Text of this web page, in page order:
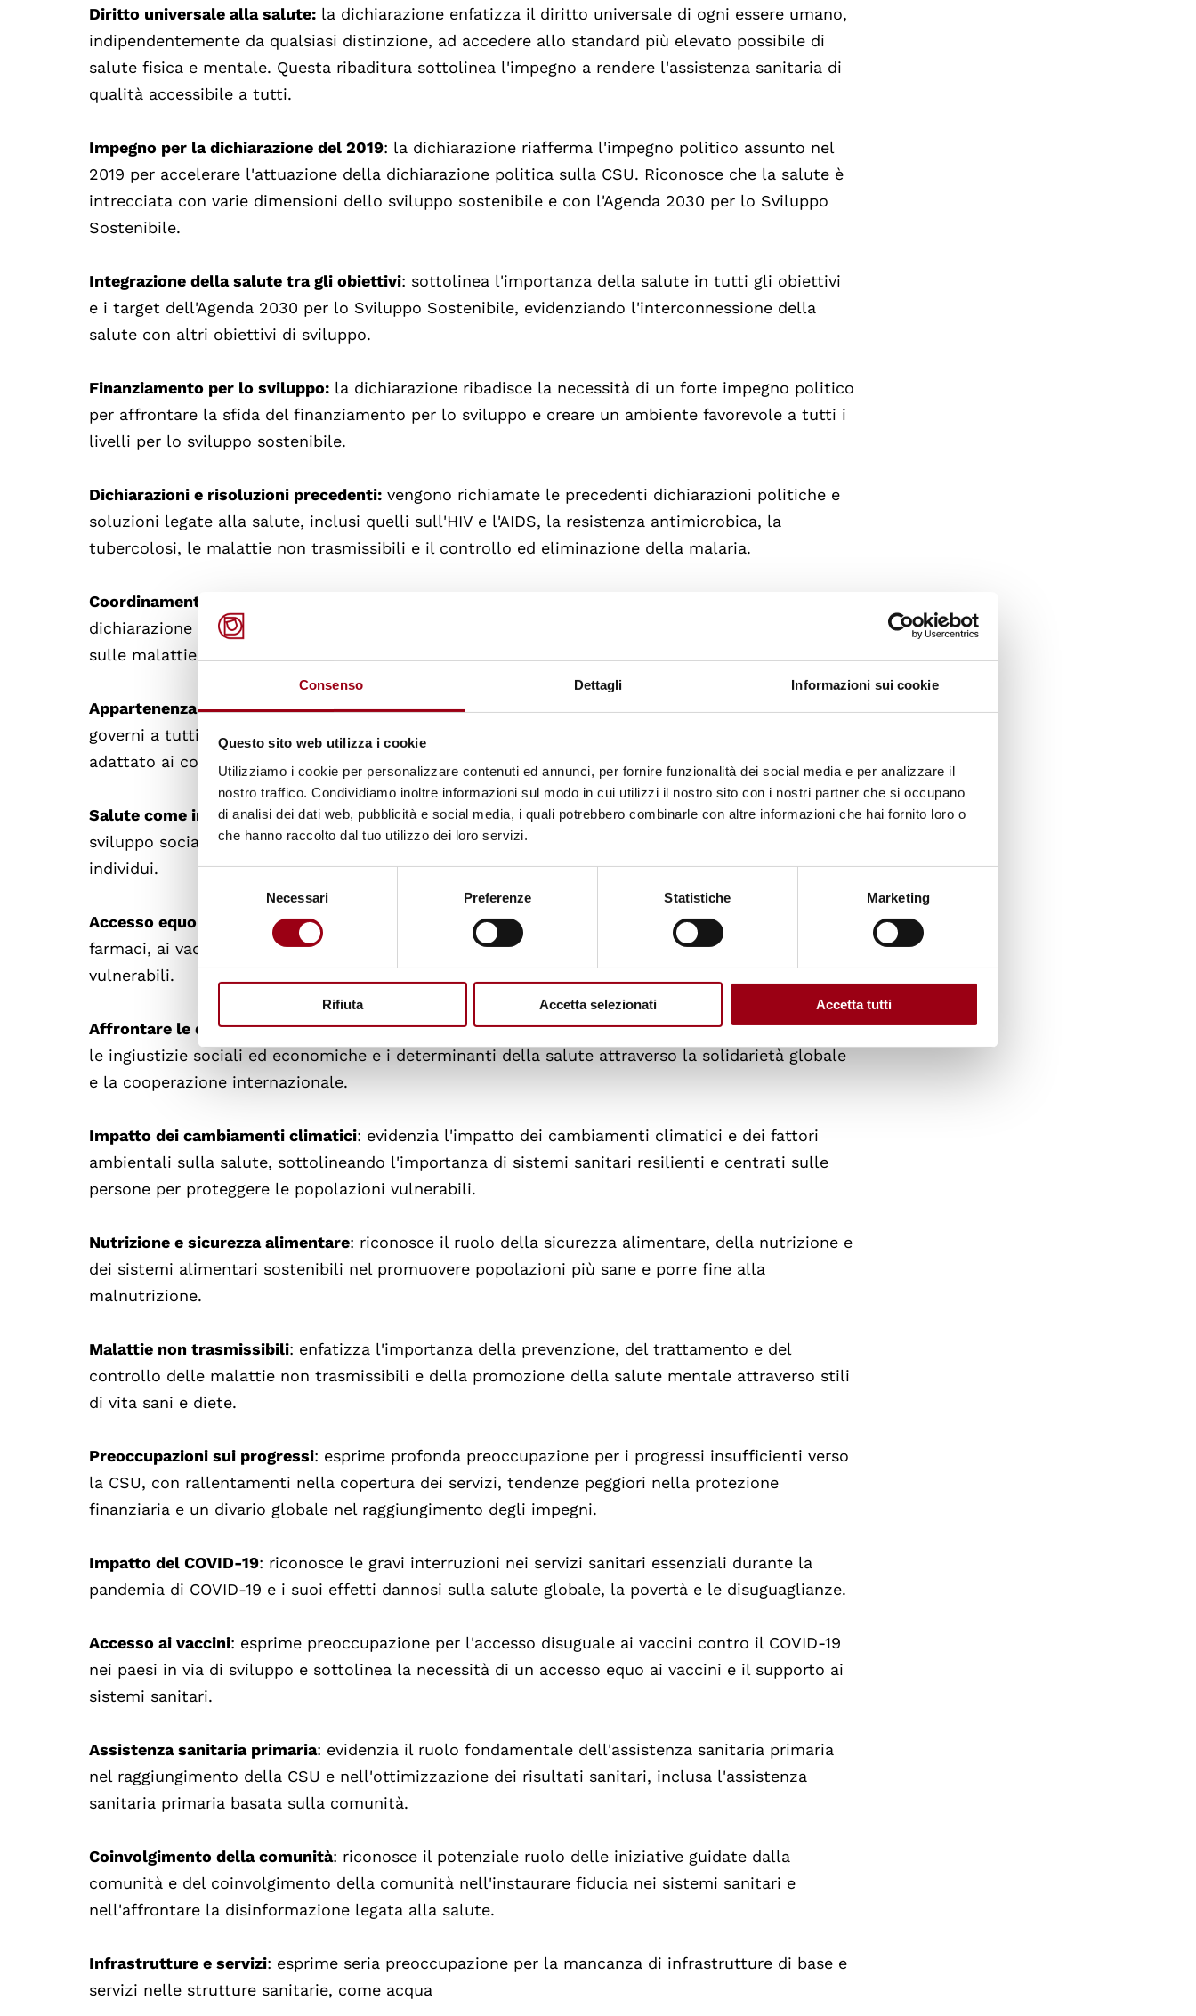
Consenso Dettagli Informazioni sui cookie
Questo sito web utilizza i cookie
Utilizziamo i cookie per personalizzare contenuti ed annunci, per fornire funzionalità dei social media e per analizzare il
nostro traffico. Condividiamo inoltre informazioni sul modo in cui utilizzi il nostro sito con i nostri partner che si occupano
di analisi dei dati web, pubblicità e social media, i quali potrebbero combinarle con altre informazioni che hai fornito loro o
che hanno raccolto dal tuo utilizzo dei loro servizi.
Necessari Preferenze Statistiche Marketing
Rifiuta Accetta selezionati Accetta tutti
Diritto universale alla salute: la dichiarazione enfatizza il diritto universale di ogni essere umano,
indipendentemente da qualsiasi distinzione, ad accedere allo standard più elevato possibile di
salute fisica e mentale. Questa ribaditura sottolinea l'impegno a rendere l'assistenza sanitaria di
qualità accessibile a tutti.
Impegno per la dichiarazione del 2019: la dichiarazione riafferma l'impegno politico assunto nel
2019 per accelerare l'attuazione della dichiarazione politica sulla CSU. Riconosce che la salute è
intrecciata con varie dimensioni dello sviluppo sostenibile e con l'Agenda 2030 per lo Sviluppo
Sostenibile.
Integrazione della salute tra gli obiettivi: sottolinea l'importanza della salute in tutti gli obiettivi
e i target dell'Agenda 2030 per lo Sviluppo Sostenibile, evidenziando l'interconnessione della
salute con altri obiettivi di sviluppo.
Finanziamento per lo sviluppo: la dichiarazione ribadisce la necessità di un forte impegno politico
per affrontare la sfida del finanziamento per lo sviluppo e creare un ambiente favorevole a tutti i
livelli per lo sviluppo sostenibile.
Dichiarazioni e risoluzioni precedenti: vengono richiamate le precedenti dichiarazioni politiche e
soluzioni legate alla salute, inclusi quelli sull'HIV e l'AIDS, la resistenza antimicrobica, la
tubercolosi, le malattie non trasmissibili e il controllo ed eliminazione della malaria.
Coordinamento e prossimi incontri
dichiarazione prende nota dei prossimi incontri di alto livello sulla resistenza antimicrobica e
sulle malattie non trasmissibili, sottolineando la necessità di cooperazione globale e solidarietà.
Appartenenza nazionale: si sottolinea l'importanza dell'appartenenza nazionale e del ruolo dei
governi a tutti i livelli nel determinare il proprio percorso verso il raggiungimento della CSU,
adattato ai contesti e alle priorità nazionali.
Salute come investimento : Riconosce la salute come un investimento nel capitale umano e nello
sviluppo sociale ed economico, promuovendo i diritti umani e la dignità e dando potere a tutti gli
individui.
Accesso equo : enfatizza l'importanza dell'accesso universale ai servizi sanitari essenziali, ai
farmaci, ai vaccini, alle diagnosi e alle tecnologie sanitarie, in particolare per le popolazioni
vulnerabili.
Affrontare le disuguaglianze: riconosce la necessità di affrontare le disuguaglianze nella salute,
le ingiustizie sociali ed economiche e i determinanti della salute attraverso la solidarietà globale
e la cooperazione internazionale.
Impatto dei cambiamenti climatici: evidenzia l'impatto dei cambiamenti climatici e dei fattori
ambientali sulla salute, sottolineando l'importanza di sistemi sanitari resilienti e centrati sulle
persone per proteggere le popolazioni vulnerabili.
Nutrizione e sicurezza alimentare: riconosce il ruolo della sicurezza alimentare, della nutrizione e
dei sistemi alimentari sostenibili nel promuovere popolazioni più sane e porre fine alla
malnutrizione.
Malattie non trasmissibili: enfatizza l'importanza della prevenzione, del trattamento e del
controllo delle malattie non trasmissibili e della promozione della salute mentale attraverso stili
di vita sani e diete.
Preoccupazioni sui progressi: esprime profonda preoccupazione per i progressi insufficienti verso
la CSU, con rallentamenti nella copertura dei servizi, tendenze peggiori nella protezione
finanziaria e un divario globale nel raggiungimento degli impegni.
Impatto del COVID-19: riconosce le gravi interruzioni nei servizi sanitari essenziali durante la
pandemia di COVID-19 e i suoi effetti dannosi sulla salute globale, la povertà e le disuguaglianze.
Accesso ai vaccini: esprime preoccupazione per l'accesso disuguale ai vaccini contro il COVID-19
nei paesi in via di sviluppo e sottolinea la necessità di un accesso equo ai vaccini e il supporto ai
sistemi sanitari.
Assistenza sanitaria primaria: evidenzia il ruolo fondamentale dell'assistenza sanitaria primaria
nel raggiungimento della CSU e nell'ottimizzazione dei risultati sanitari, inclusa l'assistenza
sanitaria primaria basata sulla comunità.
Coinvolgimento della comunità: riconosce il potenziale ruolo delle iniziative guidate dalla
comunità e del coinvolgimento della comunità nell'instaurare fiducia nei sistemi sanitari e
nell'affrontare la disinformazione legata alla salute.
Infrastrutture e servizi: esprime seria preoccupazione per la mancanza di infrastrutture di base e
servizi nelle strutture sanitarie, come acqua